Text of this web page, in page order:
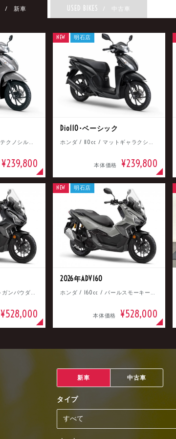
/ 新車 USED BIKES / 中古車
ホンダ / 110cc / マットテクノシルバーメタリック
¥239,800
Dio110･ベーシック
ホンダ / 110cc / マットギャラクシーブラックメタリック
本体価格 ¥239,800
NEW 明石店
ホンダ / 160cc / マットガンパウダーブラックメタリック
¥528,000
2026年ADV160
ホンダ / 160cc / パールスモーキーグレー
本体価格 ¥528,000
NEW 明石店
新車 中古車
タイプ